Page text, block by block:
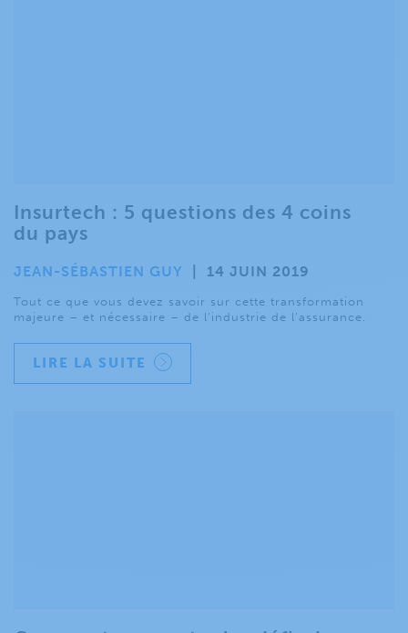
Insurtech : 5 questions des 4 coins
du pays
JEAN-SÉBASTIEN GUY 14 JUIN 2019
Tout ce que vous devez savoir sur cette transformation
majeure – et nécessaire – de l’industrie de l’assurance.
LIRE LA SUITE